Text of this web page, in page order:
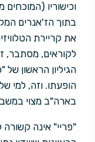
וכישוריו
בתוך הז'אנרים
את קריירת
לקוראים, מסתבר,
הגיליון הראשון
הופעתו. וזה, למי
בארה"ב מצוי
"פריי" אינה